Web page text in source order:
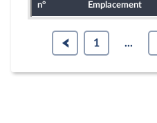
n° Emplacement
1 ...